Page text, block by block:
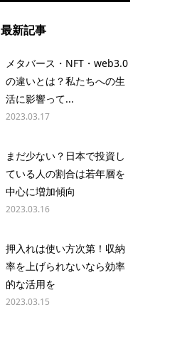
最新記事
メタバース・NFT・web3.0
の違いとは？私たちへの生
活に影響って...
2023.03.17
まだ少ない？日本で投資し
ている人の割合は若年層を
中心に増加傾向
2023.03.16
押入れは使い方次第！収納
率を上げられないなら効率
的な活用を
2023.03.15